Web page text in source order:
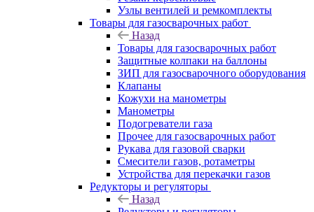
Узлы вентилей и ремкомплекты
Товары для газосварочных работ
Назад
Товары для газосварочных работ
Защитные колпаки на баллоны
ЗИП для газосварочного оборудования
Клапаны
Кожухи на манометры
Манометры
Подогреватели газа
Прочее для газосварочных работ
Рукава для газовой сварки
Смесители газов, ротаметры
Устройства для перекачки газов
Редукторы и регуляторы
Назад